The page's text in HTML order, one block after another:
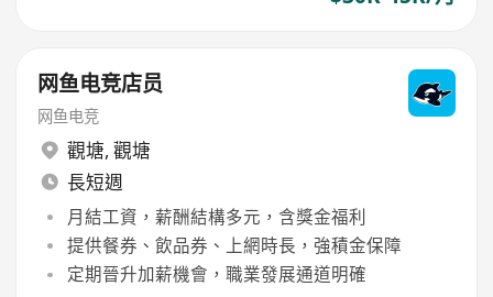
网鱼电竞店员
网鱼电竞
觀塘, 觀塘
長短週
月結工資，薪酬結構多元，含獎金福利
提供餐券、飲品券、上網時長，強積金保障
定期晉升加薪機會，職業發展通道明確